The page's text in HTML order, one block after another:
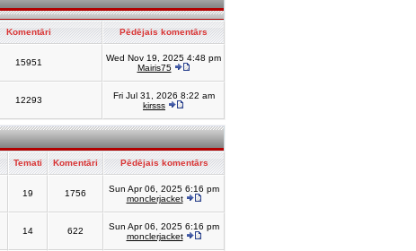
Komentāri Pēdējais komentārs
15951
Wed Nov 19, 2025 4:48 pm
Mairis75
12293
Fri Jul 31, 2026 8:22 am
kirsss
Temati Komentāri Pēdējais komentārs
19 1756
Sun Apr 06, 2025 6:16 pm
monclerjacket
14 622
Sun Apr 06, 2025 6:16 pm
monclerjacket